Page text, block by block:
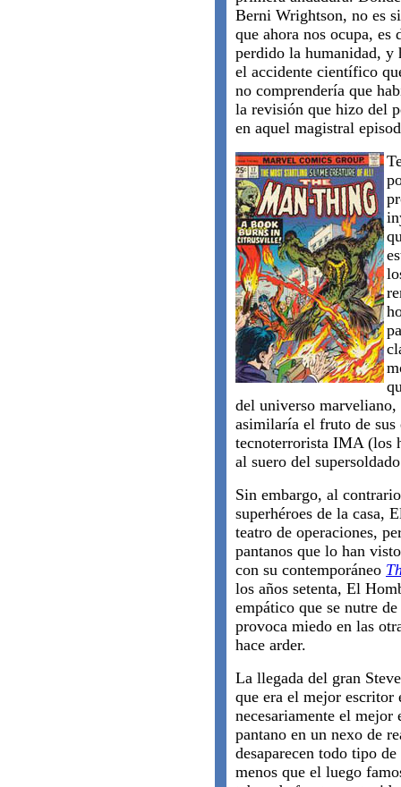
Berni Wrightson, no es
que ahora nos ocupa, es
perdido la humanidad, y
el accidente científico
no comprendería que
la revisión que hizo del
en aquel magistral
del universo
asimilaría el fruto de
tecnoterrorista IMA (los
al suero del
Sin embargo, al
superhéroes de la casa,
teatro de operaciones,
pantanos que lo han
con su contemporáneo
los años setenta, El
empático que se nutre
provoca miedo en las
hace arder.
La llegada del gran
que era el mejor escritor
necesariamente el
pantano en un nexo de
desaparecen todo tipo
menos que el luego